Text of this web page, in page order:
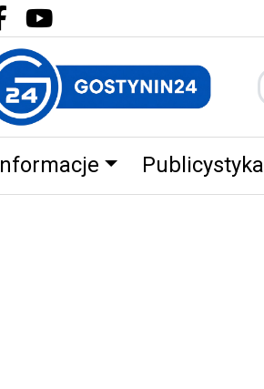
Youtube.com
Publicystyka